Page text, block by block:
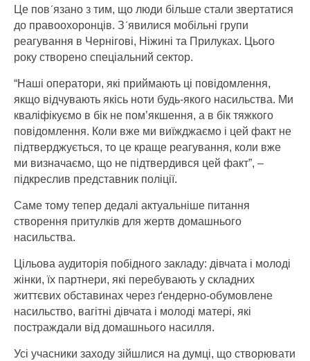
Це пов´язано з тим, що люди більше стали звертатися
до правоохоронців. З´явилися мобільні групи
реагування в Чернігові, Ніжині та Прилуках. Цього
року створено спеціальний сектор.
“Наші оператори, які приймають ці повідомлення,
якщо відчувають якісь ноти будь-якого насильства. Ми
кваліфікуємо в бік не пом’якшення, а в бік тяжкого
повідомлення. Коли вже ми виїжджаємо і цей факт не
підтверджується, то це краще реагування, коли вже
ми визначаємо, що не підтвердився цей факт”, –
підкреслив представник поліції.
Саме тому тепер дедалі актуальніше питання
створення притулків для жертв домашнього
насильства.
Цільова аудиторія побідного закладу: дівчата і молоді
жінки, їх партнери, які перебувають у складних
життєвих обставинах через ґендерно-обумовлене
насильство, вагітні дівчата і молоді матері, які
постраждали від домашнього насилля.
Усі учасники заходу зійшлися на думці, що створювати